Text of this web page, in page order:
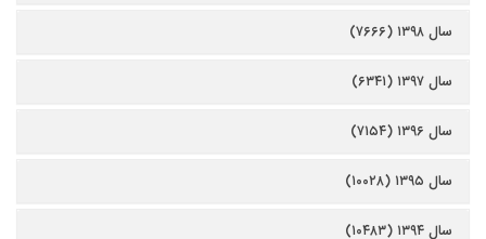
سال ۱۳۹۸ (۷۶۶۶)
سال ۱۳۹۷ (۶۳۴۱)
سال ۱۳۹۶ (۷۱۵۴)
سال ۱۳۹۵ (۱۰۰۲۸)
سال ۱۳۹۴ (۱۰۴۸۳)